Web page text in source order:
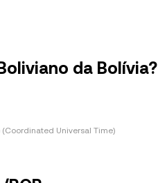
da Bolívia?
(Coordinated Universal Time)